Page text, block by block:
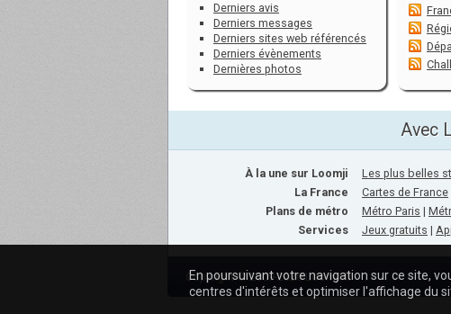
Derniers avis
Derniers messages
Derniers sites web référencés
Derniers évènements
Dernières photos
Avec
À la une sur Loomji
La France
Plans de métro
Services
Les plus belles
Cartes de France
Métro Paris |
Jeux gratuits |
Copyright © 2009-2020 Loomji.fr
En poursuivant votre navigation sur ce site,
centres d'intérêts et optimiser l'affichage du